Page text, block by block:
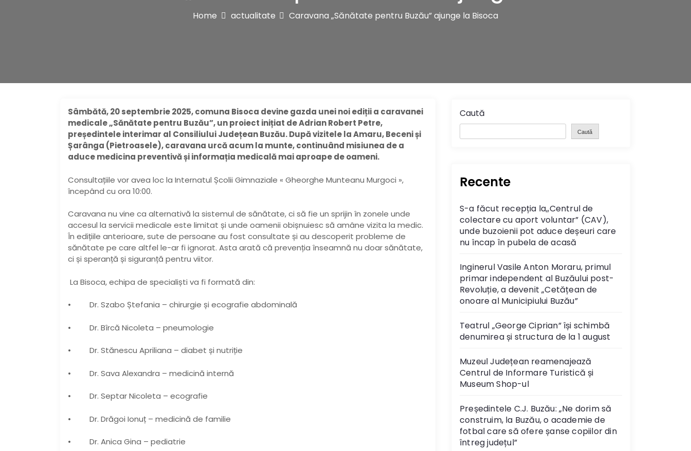
Home actualitate Caravana „Sănătate pentru Buzău” ajunge la Bisoca
Sâmbătă, 20 septembrie 2025, comuna Bisoca devine gazda unei noi ediții a caravanei
medicale „Sănătate pentru Buzău”, un proiect inițiat de Adrian Robert Petre,
președintele interimar al Consiliului Județean Buzău. După vizitele la Amaru, Beceni și
Șarânga (Pietroasele), caravana urcă acum la munte, continuând misiunea de a
aduce medicina preventivă și informația medicală mai aproape de oameni.
Consultațiile vor avea loc la Internatul Școlii Gimnaziale « Gheorghe Munteanu Murgoci »,
începând cu ora 10:00.
Caravana nu vine ca alternativă la sistemul de sănătate, ci să fie un sprijin în zonele unde
accesul la servicii medicale este limitat și unde oamenii obișnuiesc să amâne vizita la medic.
În edițiile anterioare, sute de persoane au fost consultate și au descoperit probleme de
sănătate pe care altfel le-ar fi ignorat. Asta arată că prevenția înseamnă nu doar sănătate,
ci și speranță și siguranță pentru viitor.
La Bisoca, echipa de specialiști va fi formată din:
• Dr. Szabo Ștefania – chirurgie și ecografie abdominală
• Dr. Bîrcă Nicoleta – pneumologie
• Dr. Stănescu Apriliana – diabet și nutriție
• Dr. Sava Alexandra – medicină internă
• Dr. Septar Nicoleta – ecografie
• Dr. Drăgoi Ionuț – medicină de familie
• Dr. Anica Gina – pediatrie
Caută
Caută
Recente
S-a făcut recepția la,,Centrul de
colectare cu aport voluntar” (CAV),
unde buzoienii pot aduce deșeuri care
nu încap în pubela de acasă
Inginerul Vasile Anton Moraru, primul
primar independent al Buzăului post-
Revoluție, a devenit „Cetățean de
onoare al Municipiului Buzău”
Teatrul „George Ciprian” își schimbă
denumirea și structura de la 1 august
Muzeul Județean reamenajează
Centrul de Informare Turistică și
Museum Shop-ul
Președintele C.J. Buzău: „Ne dorim să
construim, la Buzău, o academie de
fotbal care să ofere șanse copiilor din
întreg județul”